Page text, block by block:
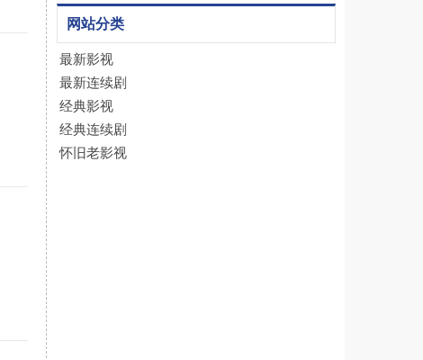
网站分类
最新影视
最新连续剧
经典影视
经典连续剧
怀旧老影视